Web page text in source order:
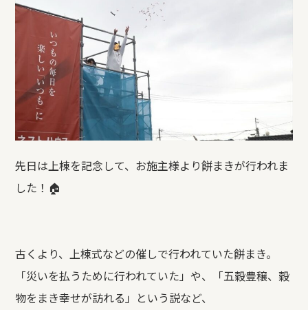
新築住宅のお問い合わせ
リフォームのお問い合わせ
先日は上棟を記念して、お施主様より餅まきが行われま
した！🏠
古くより、上棟式などの催しで行われていた餅まき。
「災いを払うために行われていた」や、「五穀豊穣、穀
物をまき幸せが訪れる」という説など、